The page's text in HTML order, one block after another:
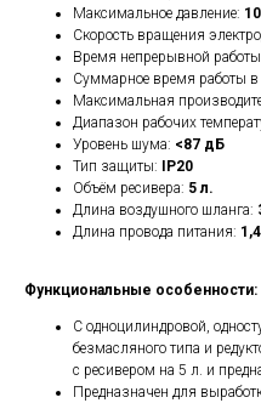
Максимальное давление:
Скорость вращения
Время непрерывной
Cуммарное время работы в
Максимальная
Диапазон рабочих
Уровень шума: <87 дБ
Тип защиты:
IP20
Объём ресивера: 5 л.
Длина воздушного шланга:
Длина провода питания:
Функциональные особенности:
С одноцилиндровой,
безмасляного типа и
с ресивером на 5 л. и
Предназначен для